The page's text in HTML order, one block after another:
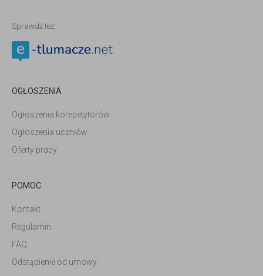
Sprawdź też:
OGŁOSZENIA
Ogłoszenia korepetytorów
Ogłoszenia uczniów
Oferty pracy
POMOC
Kontakt
Regulamin
FAQ
Odstąpienie od umowy